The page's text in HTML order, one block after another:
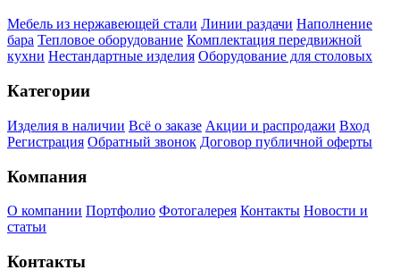
Мебель из нержавеющей стали Линии раздачи Наполнение
бара Тепловое оборудование Комплектация передвижной
кухни Нестандартные изделия Оборудование для столовых
Категории
Изделия в наличии Всё о заказе Акции и распродажи Вход
Регистрация Обратный звонок Договор публичной оферты
Компания
О компании Портфолио Фотогалерея Контакты Новости и
статьи
Контакты